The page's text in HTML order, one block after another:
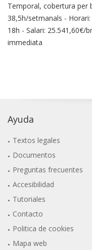
Temporal, cobertura per
38,5h/setmanals -
18h - Salari: 25.541,60€/
immediata
Ayuda
Textos legales
Documentos
Preguntas frecuentes
Accesibilidad
Tutoriales
Contacto
Politica de cookies
Mapa web